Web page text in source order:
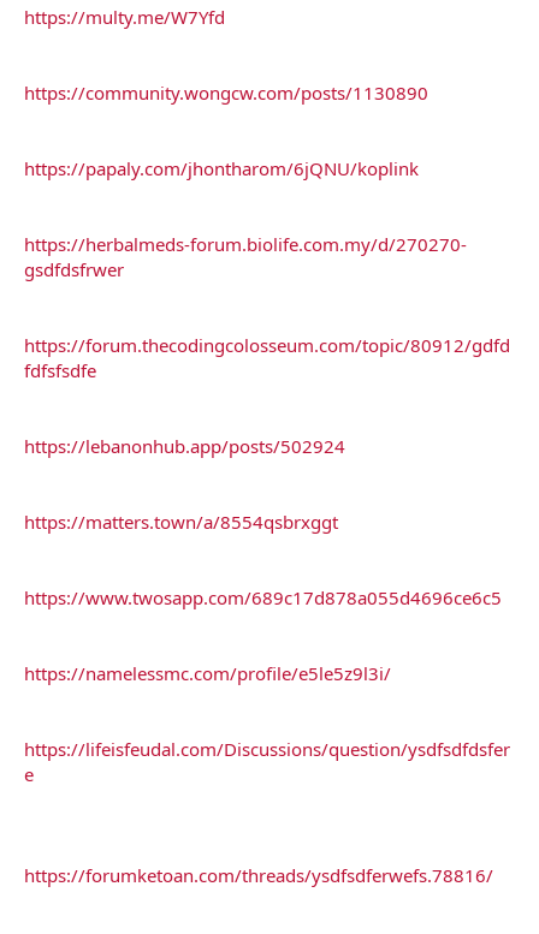
https://multy.me/W7Yfd
https://community.wongcw.com/posts/1130890
https://papaly.com/jhontharom/6jQNU/koplink
https://herbalmeds-forum.biolife.com.my/d/270270-
gsdfdsfrwer
https://forum.thecodingcolosseum.com/topic/80912/gdfd
fdfsfsdfe
https://lebanonhub.app/posts/502924
https://matters.town/a/8554qsbrxggt
https://www.twosapp.com/689c17d878a055d4696ce6c5
https://namelessmc.com/profile/e5le5z9l3i/
https://lifeisfeudal.com/Discussions/question/ysdfsdfdsfer
e
https://forumketoan.com/threads/ysdfsdferwefs.78816/